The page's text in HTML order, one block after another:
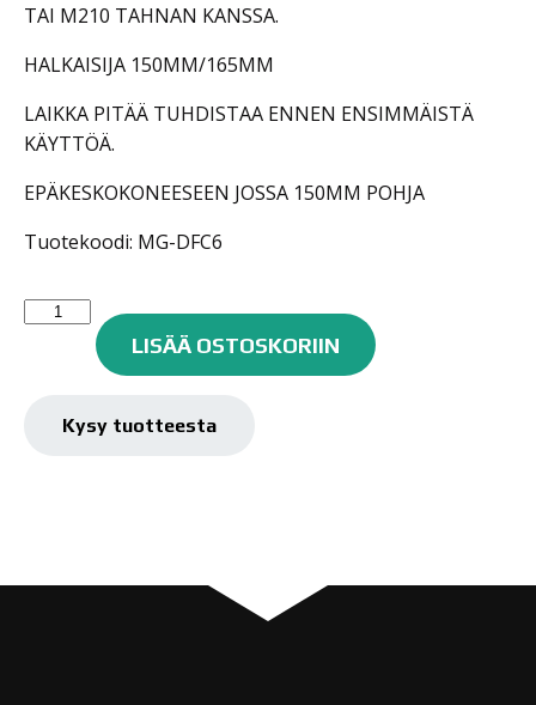
TAI M210 TAHNAN KANSSA.
HALKAISIJA 150MM/165MM
LAIKKA PITÄÄ TUHDISTAA ENNEN ENSIMMÄISTÄ
KÄYTTÖÄ.
EPÄKESKOKONEESEEN JOSSA 150MM POHJA
Tuotekoodi: MG-DFC6
MEGUIAR'S
KIILLOTUSLAIKKA
LISÄÄ OSTOSKORIIN
Kysy tuotteesta